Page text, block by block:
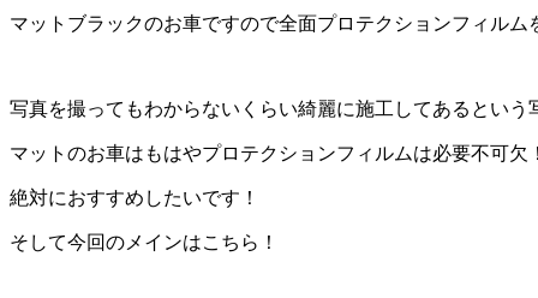
マットブラックのお車ですので全面プロテクションフィルム
写真を撮ってもわからないくらい綺麗に施工してあるという
マットのお車はもはやプロテクションフィルムは必要不可欠！
絶対におすすめしたいです！
そして今回のメインはこちら！